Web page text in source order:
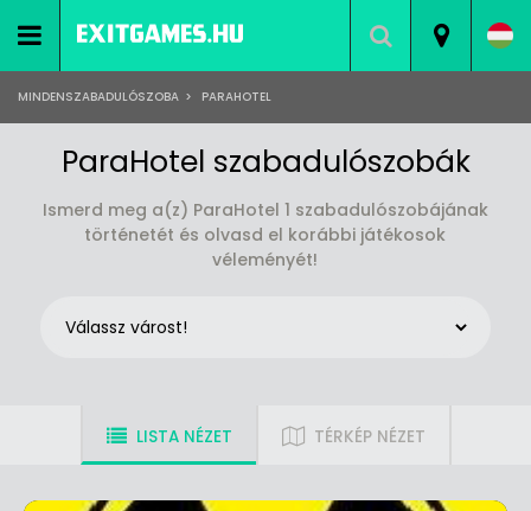
MINDENSZABADULÓSZOBA > PARAHOTEL
ParaHotel szabadulószobák
Ismerd meg a(z) ParaHotel 1 szabadulószobájának
történetét és olvasd el korábbi játékosok
véleményét!
LISTA NÉZET TÉRKÉP NÉZET